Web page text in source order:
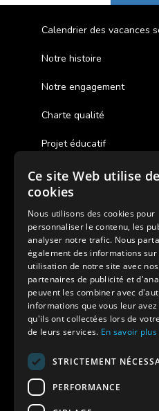
Calendrier des vacances
Notre histoire
Notre engagement
Charte qualité
Projet éducatif
Des colonies de vacances
Assurances annulations
Aides financières pour
Charte de confidentialité
Vacances Adaptées
Modes de règlement
Chèque, Virement,
Bons CAF, Conseil
Ce site Web utilise
cookies
Nous utilisons des cookies pour
personnaliser le contenu, les
analyser notre trafic. Nous
également des informations sur
utilisation de notre site avec nos
partenaires de publicité et
peuvent les combiner avec
informations que vous leur
qu'ils ont collectées lors de
de leurs services. En savoir plus
STRICTEMENT
PERFORMANCE